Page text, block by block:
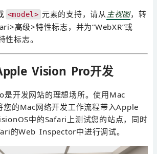
<model> 元素的支持，请从 主视图，转
高级>特性标志，并为“WebXR”或
性标志。
Vision Pro开发
开发网站的理想场所。使用Mac
的Mac网络开发工作流程带入Apple
中的Safari上测试您的站点，同时
的Web Inspector中进行调试。